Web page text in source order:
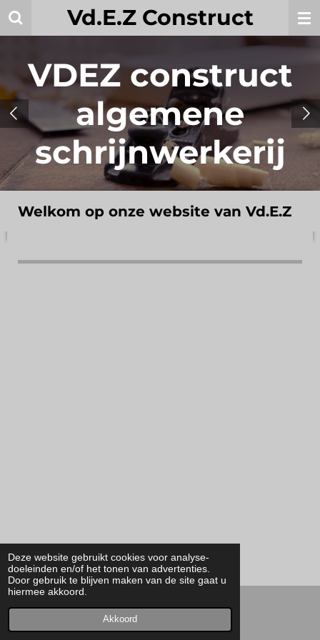
Deze website gebruikt cookies voor analyse-
doeleinden en/of het tonen van advertenties.
Door gebruik te blijven maken van de site gaat u
hiermee akkoord.
Akkoord
Ga
hoofdinhoud
Vd.E.Z Construct
VDEZ construct
algemene
schrijnwerkerij
Welkom op onze website van Vd.E.Z
JouwWeb